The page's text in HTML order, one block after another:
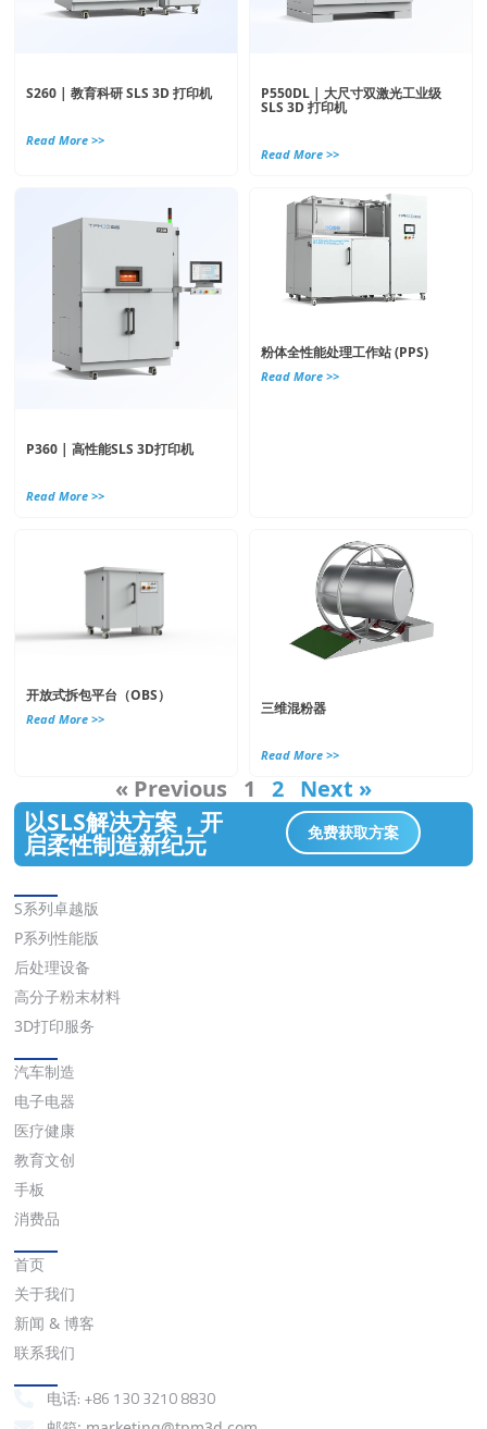
S260 | 教育科研 SLS 3D 打印机
Read More >>
P550DL | 大尺寸双激光工业级
SLS 3D 打印机
Read More >>
P360 | 高性能SLS 3D打印机
Read More >>
粉体全性能处理工作站 (PPS)
Read More >>
开放式拆包平台（OBS）
Read More >>
三维混粉器
Read More >>
« Previous 1 2 Next »
以SLS解决方案，开
启柔性制造新纪元 免费获取方案
S系列卓越版
P系列性能版
后处理设备
高分子粉末材料
3D打印服务
汽车制造
电子电器
医疗健康
教育文创
手板
消费品
首页
关于我们
新闻 & 博客
联系我们
电话: +86 130 3210 8830